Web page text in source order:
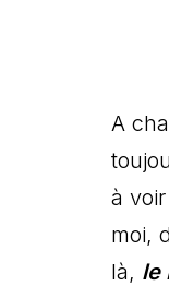
A
à
moi,
là, le